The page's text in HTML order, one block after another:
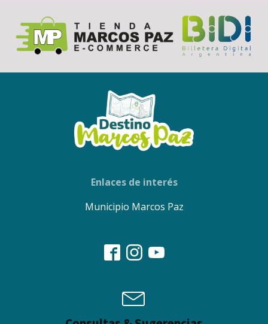
Enlaces de interés
Municipio Marcos Paz